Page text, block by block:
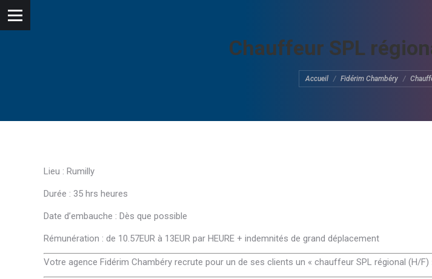
Chauffeur SPL
Vous êtes ici :
Accueil Fidérim Chambéry
Lieu : Rumilly
Durée : 35 hrs heures
Date d’embauche : Dès que possible
Rémunération : de 10.57EUR à 13EUR par HEURE + indemnités de grand déplacement
Votre agence Fidérim Chambéry recrute pour un de ses clients un « chauffeur SPL régional (H/F)